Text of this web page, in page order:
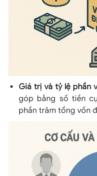
Giá trị và tỷ lệ phần
góp bằng số tiền
phần trăm tổng vốn